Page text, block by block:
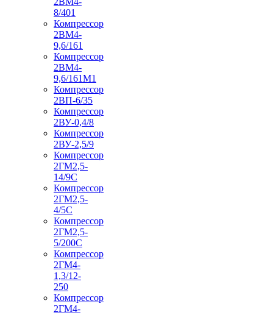
8/401
Компрессор
2ВМ4-
9,6/161
Компрессор
2ВМ4-
9,6/161М1
Компрессор
2ВП-6/35
Компрессор
2ВУ-0,4/8
Компрессор
2ВУ-2,5/9
Компрессор
2ГМ2,5-
14/9С
Компрессор
2ГМ2,5-
4/5С
Компрессор
2ГМ2,5-
5/200С
Компрессор
2ГМ4-
1,3/12-
250
Компрессор
2ГМ4-